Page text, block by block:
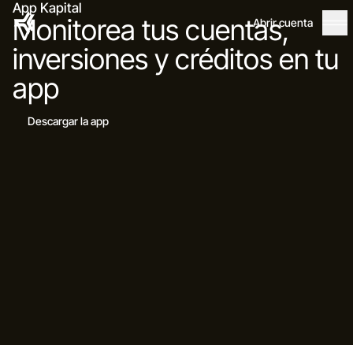
Abrir cuenta
App Kapital
Monitorea tus cuentas,
inversiones y créditos en tu
app
Descargar la app